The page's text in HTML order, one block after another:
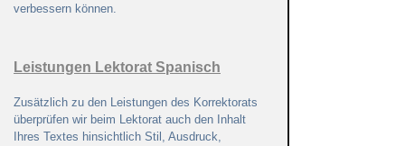
verbessern können.
Leistungen Lektorat Spanisch
Zusätzlich zu den Leistungen des Korrektorats
überprüfen wir beim Lektorat auch den Inhalt
Ihres Textes hinsichtlich Stil, Ausdruck,